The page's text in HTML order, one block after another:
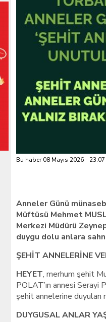
Bu haber 08 Mayıs 2026 -
Anneler Günü
Müftüsü Mehmet
Merkezi Müdürü
duygu dolu anlara
ŞEHİT ANNELERİNE
HEYET, merhum şehit
POLAT’ın annesi Serayi
şehit annelerine duyulan
DUYGUSAL ANLAR